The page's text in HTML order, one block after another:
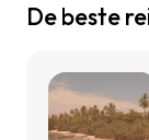
De beste